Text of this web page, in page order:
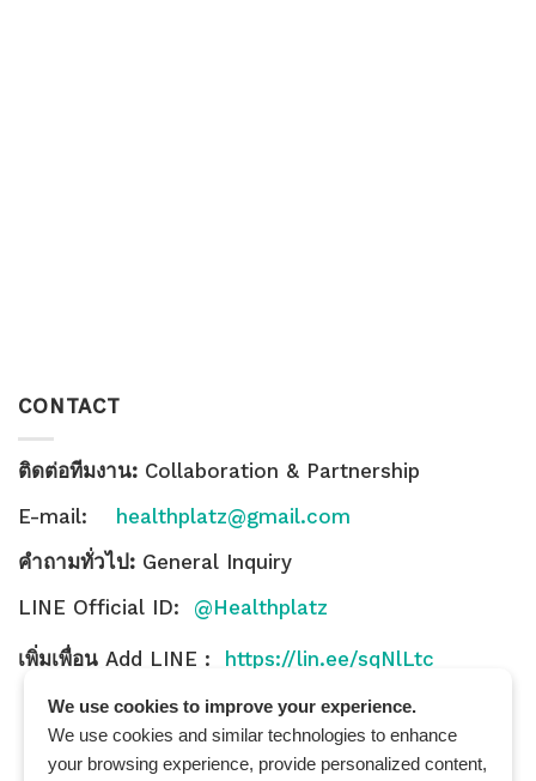
CONTACT
ติดต่อทีมงาน: Collaboration & Partnership
E-mail: healthplatz@gmail.com
คำถามทั่วไป: General Inquiry
LINE Official ID: @Healthplatz
เพิ่มเพื่อน Add LINE : https://lin.ee/sqNlLtc
We use cookies to improve your experience.
We use cookies and similar technologies to enhance
your browsing experience, provide personalized content,